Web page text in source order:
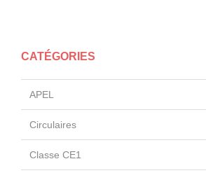
CATÉGORIES
APEL
Circulaires
Classe CE1